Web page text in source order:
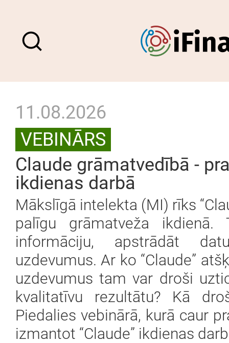
11.08.2026
VEBINĀRS
Claude grāmatvedībā -
ikdienas darbā
Mākslīgā intelekta (MI) rīks
palīgu grāmatveža
informāciju, apstrādāt
uzdevumus. Ar ko “Claude”
uzdevumus tam var droši
kvalitatīvu rezultātu? Kā
Piedalies vebinārā, kurā caur
izmantot “Claude” ikdienas